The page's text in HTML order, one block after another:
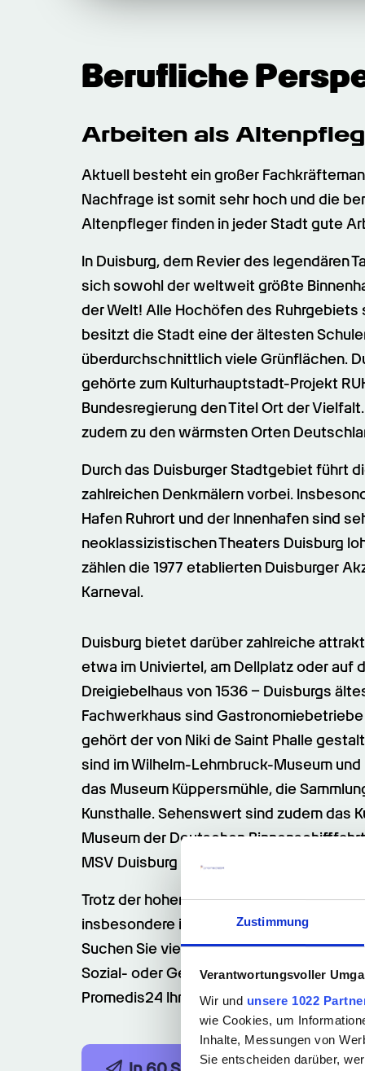
Zustimmung
Verantwortungsvoller
Wir und unsere 1022
wie Cookies, um
Inhalte, Messungen von
Sie entscheiden darüber,
Berufliche
Arbeiten als
Aktuell besteht ein großer
Nachfrage ist somit sehr hoch und die
Altenpfleger finden in jeder Stadt gute
In Duisburg, dem Revier des legendären
sich sowohl der weltweit größte
der Welt! Alle Hochöfen des Ruhrgebiets
besitzt die Stadt eine der ältesten
überdurchschnittlich viele Grünflächen.
gehörte zum Kulturhauptstadt-Projekt
Bundesregierung den Titel Ort der
zudem zu den wärmsten Orten
Durch das Duisburger Stadtgebiet führt
zahlreichen Denkmälern vorbei.
Hafen Ruhrort und der Innenhafen sind
neoklassizistischen Theaters Duisburg
zählen die 1977 etablierten Duisburger
Karneval.
Duisburg bietet darüber zahlreiche
etwa im Univiertel, am Dellplatz oder auf
Dreigiebelhaus von 1536 – Duisburgs
Fachwerkhaus sind
gehört der von Niki de Saint Phalle
sind im Wilhelm-Lehmbruck-Museum
das Museum Küppersmühle, die
Kunsthalle. Sehenswert sind zudem das
Museum der Deutschen
MSV Duisburg zuständig.
Trotz der hohen Arbeitslosenquote gibt
insbesondere im Gesundheits- und
Suchen Sie vielleicht auch gerade einen
Sozial- oder Gesundheitsbereich?
Promedis24 Ihren Traumjob!